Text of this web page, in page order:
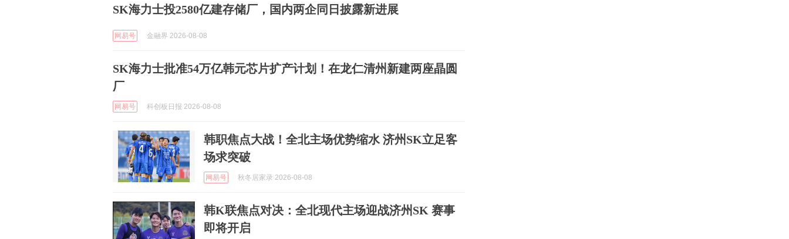
SK海力士投2580亿建存储厂，国内两企同日披露新进展
网易号 金融界 2026-08-08
SK海力士批准54万亿韩元芯片扩产计划！在龙仁清州新建两座晶圆
厂
网易号 科创板日报 2026-08-08
韩职焦点大战！全北主场优势缩水 济州SK立足客
场求突破
网易号 秋冬居家录 2026-08-08
韩K联焦点对决：全北现代主场迎战济州SK 赛事
即将开启